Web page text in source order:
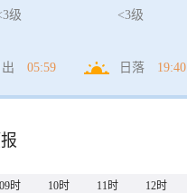
级 <3级
出 05:59 日落 19:40
09时 10时 11时 12时